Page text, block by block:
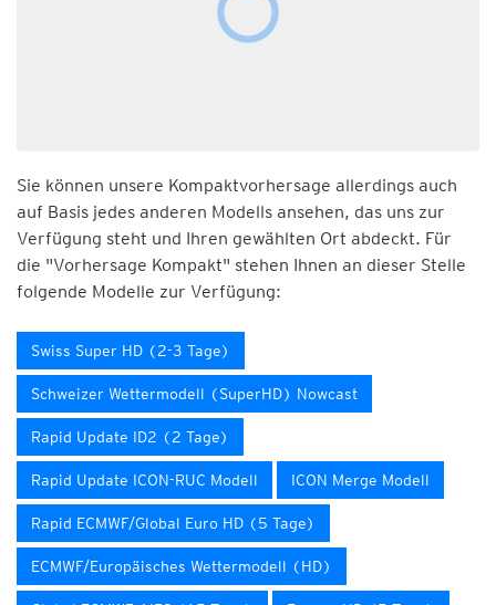
Sie können unsere Kompaktvorhersage allerdings auch
auf Basis jedes anderen Modells ansehen, das uns zur
Verfügung steht und Ihren gewählten Ort abdeckt. Für
die "Vorhersage Kompakt" stehen Ihnen an dieser Stelle
folgende Modelle zur Verfügung:
Swiss Super HD (2-3 Tage)
Schweizer Wettermodell (SuperHD) Nowcast
Rapid Update ID2 (2 Tage)
Rapid Update ICON-RUC Modell ICON Merge Modell
Rapid ECMWF/Global Euro HD (5 Tage)
ECMWF/Europäisches Wettermodell (HD)